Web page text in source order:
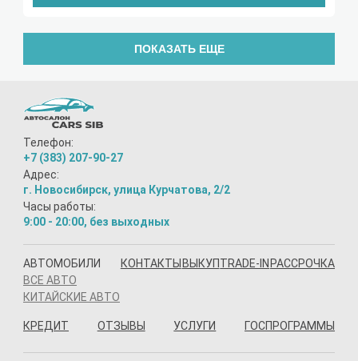
ПОКАЗАТЬ ЕЩЕ
Телефон:
+7 (383) 207-90-27
Адрес:
г. Новосибирск, улица Курчатова, 2/2
Часы работы:
9:00 - 20:00, без выходных
АВТОМОБИЛИ
ВСЕ АВТО
КИТАЙСКИЕ АВТО
КОНТАКТЫ ВЫКУПTRADE-IN РАССРОЧКА
КРЕДИТ ОТЗЫВЫ УСЛУГИ ГОСПРОГРАММЫ